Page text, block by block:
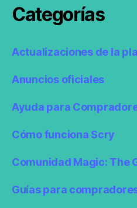
Categorías
Actualizaciones de la
Anuncios oficiales
Ayuda para
Cómo funciona Scry
Comunidad Magic: The
Guías para